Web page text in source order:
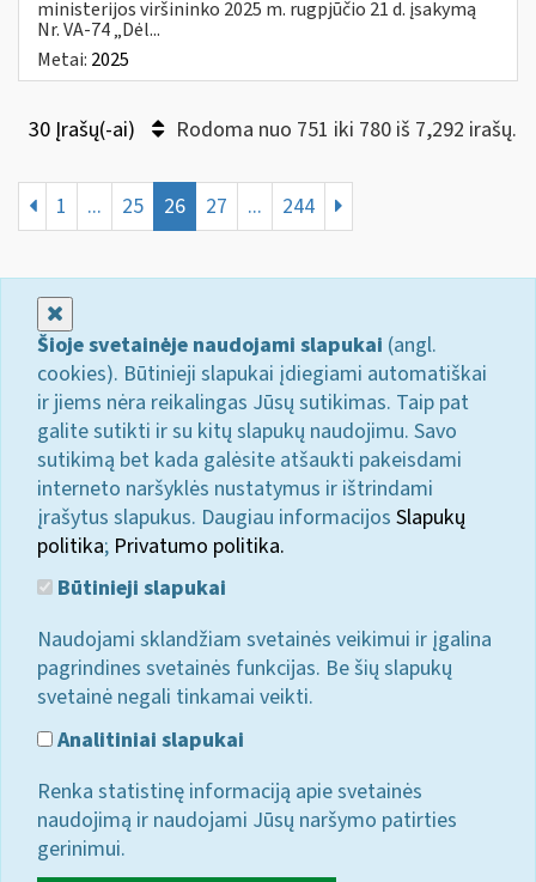
ministerijos viršininko 2025 m. rugpjūčio 21 d. įsakymą
Nr. VA-74 „Dėl...
Metai: 2025
30 Įrašų(-ai) Rodoma nuo 751 iki 780 iš 7,292 irašų.
1 ... 25 26 27 ... 244
Šioje svetainėje naudojami slapukai (angl.
cookies). Būtinieji slapukai įdiegiami automatiškai
ir jiems nėra reikalingas Jūsų sutikimas. Taip pat
galite sutikti ir su kitų slapukų naudojimu. Savo
sutikimą bet kada galėsite atšaukti pakeisdami
interneto naršyklės nustatymus ir ištrindami
įrašytus slapukus. Daugiau informacijos Slapukų
politika; Privatumo politika.
Būtinieji slapukai
Naudojami sklandžiam svetainės veikimui ir įgalina
pagrindines svetainės funkcijas. Be šių slapukų
svetainė negali tinkamai veikti.
Analitiniai slapukai
Renka statistinę informaciją apie svetainės
naudojimą ir naudojami Jūsų naršymo patirties
gerinimui.